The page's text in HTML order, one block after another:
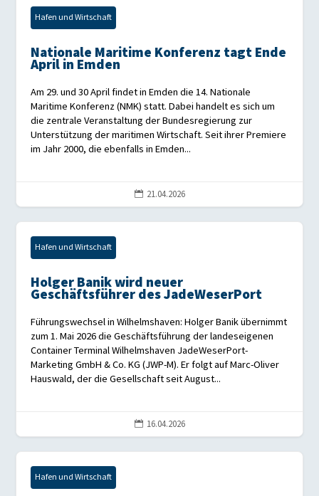
Hafen und Wirtschaft
Nationale Maritime Konferenz tagt Ende
April in Emden
Am 29. und 30 April findet in Emden die 14. Nationale
Maritime Konferenz (NMK) statt. Dabei handelt es sich um
die zentrale Veranstaltung der Bundesregierung zur
Unterstützung der maritimen Wirtschaft. Seit ihrer Premiere
im Jahr 2000, die ebenfalls in Emden...
 21.04.2026
Hafen und Wirtschaft
Holger Banik wird neuer
Geschäftsführer des JadeWeserPort
Führungswechsel in Wilhelmshaven: Holger Banik übernimmt
zum 1. Mai 2026 die Geschäftsführung der landeseigenen
Container Terminal Wilhelmshaven JadeWeserPort-
Marketing GmbH & Co. KG (JWP-M). Er folgt auf Marc-Oliver
Hauswald, der die Gesellschaft seit August...
 16.04.2026
Hafen und Wirtschaft